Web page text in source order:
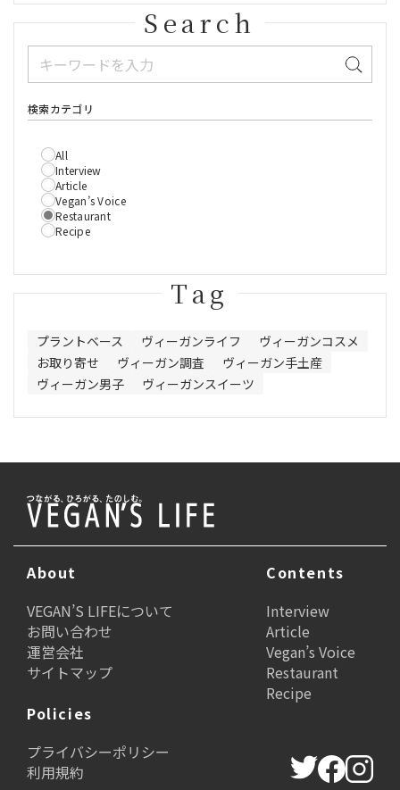
Search
検索カテゴリ
All
Interview
Article
Vegan’s Voice
Restaurant
Recipe
Tag
プラントベース ヴィーガンライフ
ヴィーガンコスメ
お取り寄せ
ヴィーガン調査
ヴィーガン手土産
ヴィーガン男子
ヴィーガンスイーツ
About
VEGAN’S LIFEについて
お問い合わせ
運営会社
サイトマップ
Contents
Interview
Article
Vegan’s Voice
Restaurant
Recipe
Policies
プライバシーポリシー
利用規約